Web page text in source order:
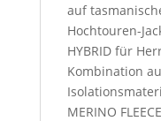
auf
Hochtouren-
HYBRID für
Kombination
MERINO